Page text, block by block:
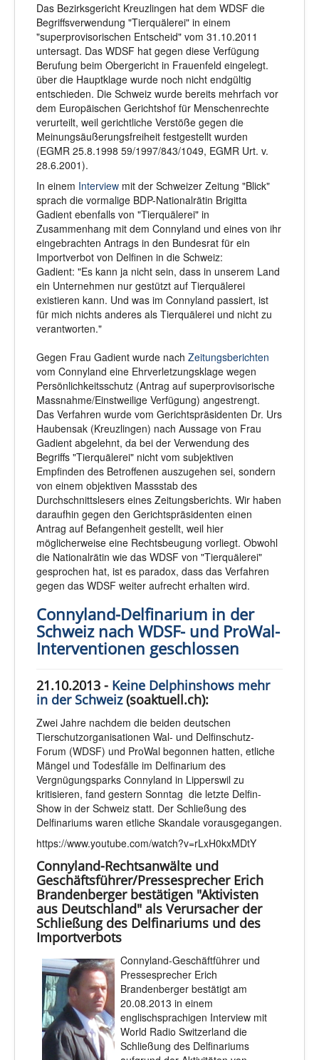
Das Bezirksgericht Kreuzlingen hat dem WDSF die
Begriffsverwendung "Tierquälerei" in einem
"superprovisorischen Entscheid" vom 31.10.2011
untersagt. Das WDSF hat gegen diese Verfügung
Berufung beim Obergericht in Frauenfeld eingelegt.
über die Hauptklage wurde noch nicht endgültig
entschieden. Die Schweiz wurde bereits mehrfach vor
dem Europäischen Gerichtshof für Menschenrechte
verurteilt, weil gerichtliche Verstöße gegen die
Meinungsäußerungsfreiheit festgestellt wurden
(EGMR 25.8.1998 59/1997/843/1049, EGMR Urt. v.
28.6.2001).
In einem Interview mit der Schweizer Zeitung "Blick"
sprach die vormalige BDP-Nationalrätin Brigitta
Gadient ebenfalls von "Tierquälerei" in
Zusammenhang mit dem Connyland und eines von ihr
eingebrachten Antrags in den Bundesrat für ein
Importverbot von Delfinen in die Schweiz:
Gadient: "Es kann ja nicht sein, dass in unserem Land
ein Unternehmen nur gestützt auf Tierquälerei
existieren kann. Und was im Connyland passiert, ist
für mich nichts anderes als Tierquälerei und nicht zu
verantworten."
Gegen Frau Gadient wurde nach Zeitungsberichten
vom Connyland eine Ehrverletzungsklage wegen
Persönlichkeitsschutz (Antrag auf superprovisorische
Massnahme/Einstweilige Verfügung) angestrengt.
Das Verfahren wurde vom Gerichtspräsidenten Dr. Urs
Haubensak (Kreuzlingen) nach Aussage von Frau
Gadient abgelehnt, da bei der Verwendung des
Begriffs "Tierquälerei" nicht vom subjektiven
Empfinden des Betroffenen auszugehen sei, sondern
von einem objektiven Massstab des
Durchschnittslesers eines Zeitungsberichts. Wir haben
daraufhin gegen den Gerichtspräsidenten einen
Antrag auf Befangenheit gestellt, weil hier
möglicherweise eine Rechtsbeugung vorliegt. Obwohl
die Nationalrätin wie das WDSF von "Tierquälerei"
gesprochen hat, ist es paradox, dass das Verfahren
gegen das WDSF weiter aufrecht erhalten wird.
Connyland-Delfinarium in der
Schweiz nach WDSF- und ProWal-
Interventionen geschlossen
21.10.2013 - Keine Delphinshows mehr
in der Schweiz(soaktuell.ch):
Zwei Jahre nachdem die beiden deutschen
Tierschutzorganisationen Wal- und Delfinschutz-
Forum (WDSF) und ProWal begonnen hatten, etliche
Mängel und Todesfälle im Delfinarium des
Vergnügungsparks Connyland in Lipperswil zu
kritisieren, fand gestern Sonntag die letzte Delfin-
Show in der Schweiz statt. Der Schließung des
Delfinariums waren etliche Skandale vorausgegangen.
https://www.youtube.com/watch?v=rLxH0kxMDtY
Connyland-Rechtsanwälte und
Geschäftsführer/Pressesprecher Erich
Brandenberger bestätigen "Aktivisten
aus Deutschland" als Verursacher der
Schließung des Delfinariums und des
Importverbots
Connyland-Geschäftführer und
Pressesprecher Erich
Brandenberger bestätigt am
20.08.2013 in einem
englischsprachigen Interview mit
World Radio Switzerland die
Schließung des Delfinariums